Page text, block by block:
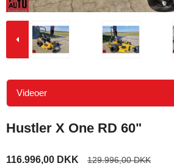
Videoer
Hustler X One RD 60"
116.996,00 DKK
129.996,00 DKK